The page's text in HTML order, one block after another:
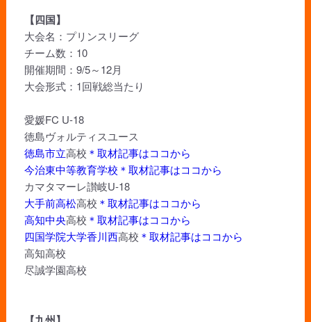
【四国】
大会名：プリンスリーグ
チーム数：10
開催期間：9/5～12月
大会形式：1回戦総当たり
愛媛FC U-18
徳島ヴォルティスユース
徳島市立高校 ＊取材記事はココから
今治東中等教育学校 ＊取材記事はココから
カマタマーレ讃岐U-18
大手前高松高校 ＊取材記事はココから
高知中央高校 ＊取材記事はココから
四国学院大学香川西高校 ＊取材記事はココから
高知高校
尽誠学園高校